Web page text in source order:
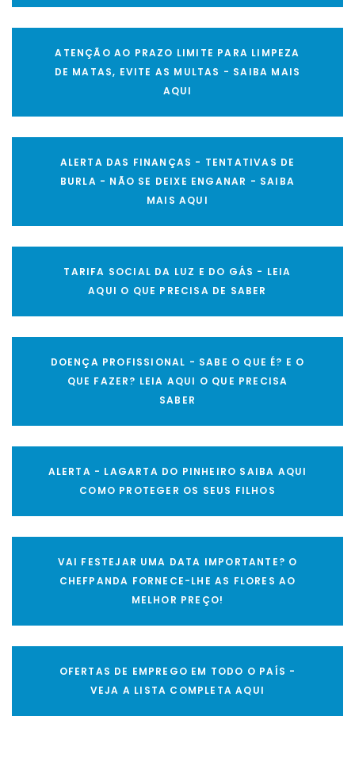
ATENÇÃO AO PRAZO LIMITE PARA LIMPEZA
DE MATAS, EVITE AS MULTAS - SAIBA MAIS
AQUI
ALERTA DAS FINANÇAS - TENTATIVAS DE
BURLA - NÃO SE DEIXE ENGANAR - SAIBA
MAIS AQUI
TARIFA SOCIAL DA LUZ E DO GÁS - LEIA
AQUI O QUE PRECISA DE SABER
DOENÇA PROFISSIONAL - SABE O QUE É? E O
QUE FAZER? LEIA AQUI O QUE PRECISA
SABER
ALERTA - LAGARTA DO PINHEIRO SAIBA AQUI
COMO PROTEGER OS SEUS FILHOS
VAI FESTEJAR UMA DATA IMPORTANTE? O
CHEFPANDA FORNECE-LHE AS FLORES AO
MELHOR PREÇO!
OFERTAS DE EMPREGO EM TODO O PAÍS -
VEJA A LISTA COMPLETA AQUI